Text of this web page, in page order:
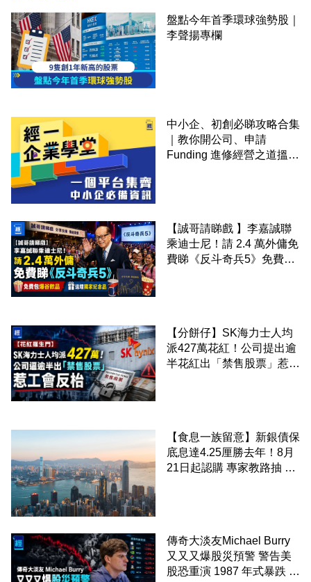
盤點今年首季環球強勢股｜
李聲揚專欄
中小企、初創必睇攻略合集
｜教你開公司、申請
Funding 進修經營之道搵大
【誠哥請睇戲 】李嘉誠聯
乘迪士尼！請 2.4 萬外傭免
費睇《反斗奇兵5》免費包
【分餅仔】SK海力士人均
派427萬花紅！公司提出逾
半花紅出「禁售股票」惹工
【食息一族留意】新銀債保
底息達4.25厘勝去年！8月
21日起認購 專家教路抽 20
傳奇大淡友Michael Burry
又又又爆股災預警 警告美
股恐重演 1987 年式暴跌 企